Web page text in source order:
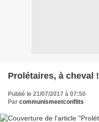
Prolétaires, à cheval !
Publié le 21/07/2017 à 07:50
Par communismeetconflits